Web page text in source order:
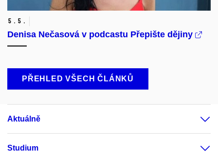
5. 5.
Denisa Nečasová v podcastu Přepište dějiny
PŘEHLED VŠECH ČLÁNKŮ
Aktuálně
Studium